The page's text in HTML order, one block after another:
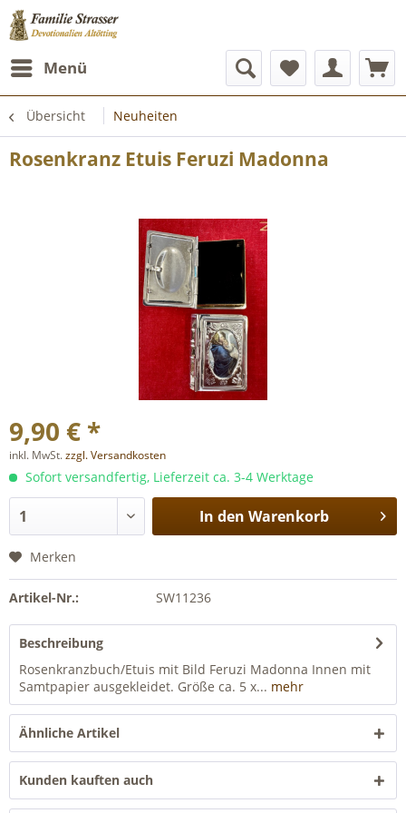
Menü
Übersicht Neuheiten
Rosenkranz Etuis Feruzi Madonna
9,90 € *
inkl. MwSt.zzgl. Versandkosten
Sofort versandfertig, Lieferzeit ca. 3-4 Werktage
In den Warenkorb
Merken
Artikel-Nr.: SW11236
Beschreibung
Rosenkranzbuch/Etuis mit Bild Feruzi Madonna Innen mit
Samtpapier ausgekleidet. Größe ca. 5 x... mehr
Ähnliche Artikel
Kunden kauften auch